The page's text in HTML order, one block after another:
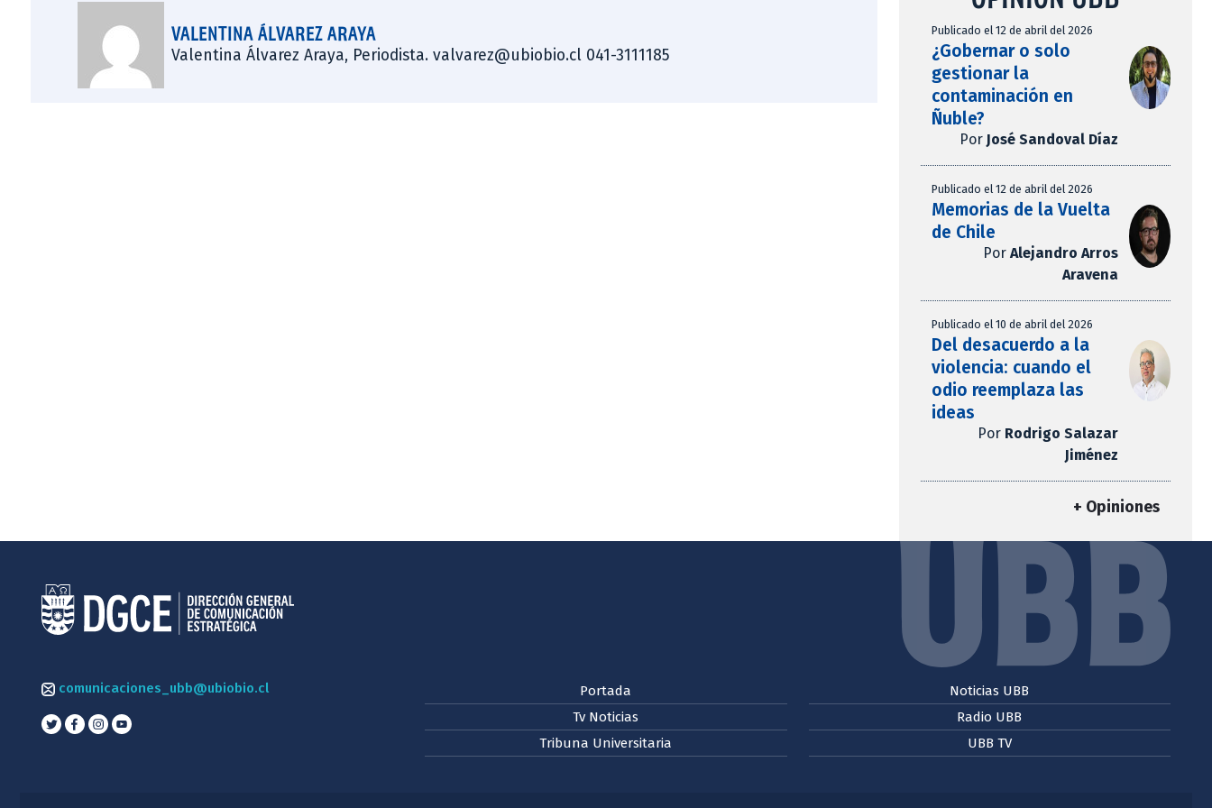
VALENTINA ÁLVAREZ ARAYA
Valentina Álvarez Araya, Periodista. valvarez@ubiobio.cl 041-3111185
Publicado el 12 de abril del 2026
¿Gobernar o solo
gestionar la
contaminación en
Ñuble?
Por José Sandoval Díaz
Publicado el 12 de abril del 2026
Memorias de la Vuelta
de Chile
Por Alejandro Arros
Aravena
Publicado el 10 de abril del 2026
Del desacuerdo a la
violencia: cuando el
odio reemplaza las
ideas
Por Rodrigo Salazar
Jiménez
+ Opiniones
comunicaciones_ubb@ubiobio.cl
Portada
Tv Noticias
Tribuna Universitaria
Noticias UBB
Radio UBB
UBB TV